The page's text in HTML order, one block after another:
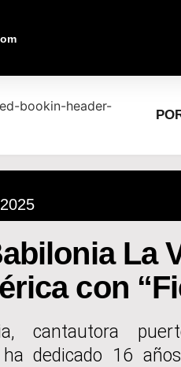
La
con
cantautora
ha dedicado 16